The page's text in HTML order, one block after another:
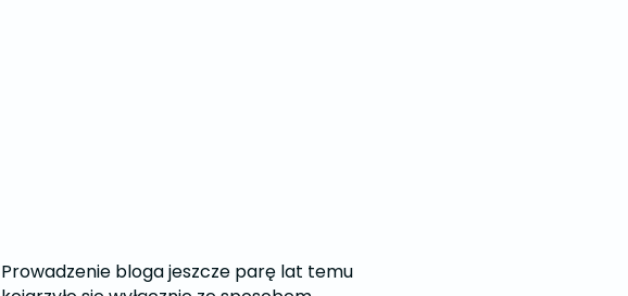
Prowadzenie bloga jeszcze parę lat temu